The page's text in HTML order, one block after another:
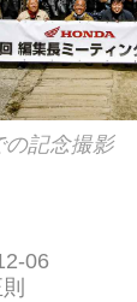
の記念撮影
06